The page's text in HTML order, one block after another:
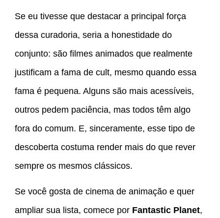
Se eu tivesse que destacar a principal força
dessa curadoria, seria a honestidade do
conjunto: são filmes animados que realmente
justificam a fama de cult, mesmo quando essa
fama é pequena. Alguns são mais acessíveis,
outros pedem paciência, mas todos têm algo
fora do comum. E, sinceramente, esse tipo de
descoberta costuma render mais do que rever
sempre os mesmos clássicos.
Se você gosta de cinema de animação e quer
ampliar sua lista, comece por Fantastic Planet,